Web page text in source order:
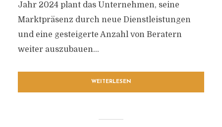
Jahr 2024 plant das Unternehmen, seine
Marktpräsenz durch neue Dienstleistungen
und eine gesteigerte Anzahl von Beratern
weiter auszubauen...
WEITERLESEN